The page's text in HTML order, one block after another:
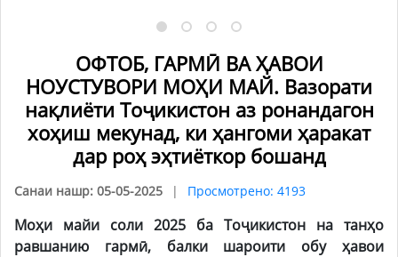
ОФТОБ, ГАРМӢ ВА ҲАВОИ
НОУСТУВОРИ МОҲИ МАЙ. Вазорати
нақлиёти Тоҷикистон аз ронандагон
хоҳиш мекунад, ки ҳангоми ҳаракат
дар роҳ эҳтиёткор бошанд
Санаи нашр: 05-05-2025 Просмотрено: 4193
Моҳи майи соли 2025 ба Тоҷикистон на танҳо
равшанию гармӣ, балки шароити обу ҳавои